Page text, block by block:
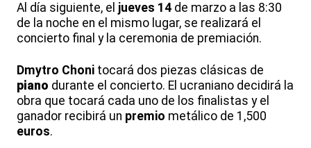
Al día siguiente, el jueves 14 de marzo a las 8:30
de la noche en el mismo lugar, se realizará el
concierto final y la ceremonia de premiación.
Dmytro Choni tocará dos piezas clásicas de
piano durante el concierto. El ucraniano decidirá la
obra que tocará cada uno de los finalistas y el
ganador recibirá un premio metálico de 1,500
euros.